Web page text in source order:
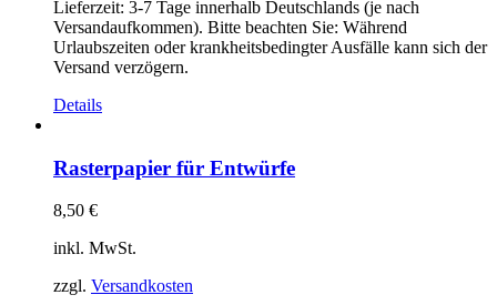
Lieferzeit: 3-7 Tage innerhalb Deutschlands (je nach
Versandaufkommen). Bitte beachten Sie: Während
Urlaubszeiten oder krankheitsbedingter Ausfälle kann sich der
Versand verzögern.
Details
Rasterpapier für Entwürfe
8,50 €
inkl. MwSt.
zzgl. Versandkosten